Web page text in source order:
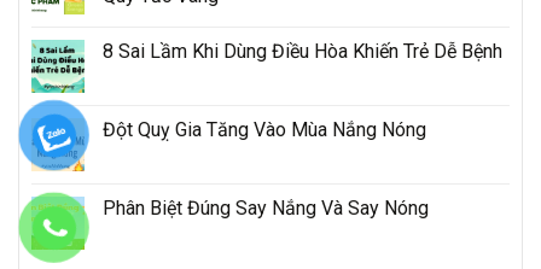
8 Sai Lầm Khi Dùng Điều Hòa Khiến Trẻ Dễ Bệnh
Đột Quỵ Gia Tăng Vào Mùa Nắng Nóng
Phân Biệt Đúng Say Nắng Và Say Nóng